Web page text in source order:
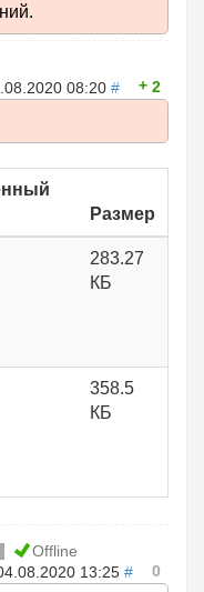
08:20 # 2
Размер
283.27
КБ
358.5
КБ
Offline
13:25 # 0